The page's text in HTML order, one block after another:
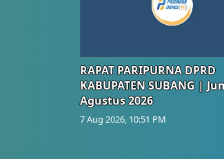
RAPAT PARIPURNA DPRD
KABUPATEN SUBANG |
Agustus 2026
7 Aug 2026, 10:51 PM